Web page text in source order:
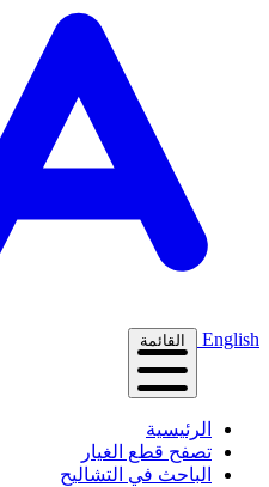
English القائمة
الرئيسية
تصفح قطع الغيار
الباحث في التشاليح